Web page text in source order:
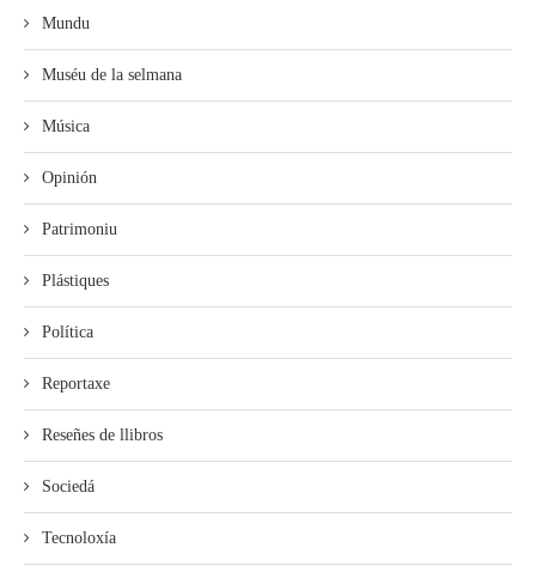
Mundu
Muséu de la selmana
Música
Opinión
Patrimoniu
Plástiques
Política
Reportaxe
Reseñes de llibros
Sociedá
Tecnoloxía